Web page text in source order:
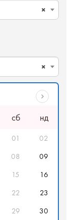
×
×
сб нд
01
02
08
09
15
16
22
23
29
30